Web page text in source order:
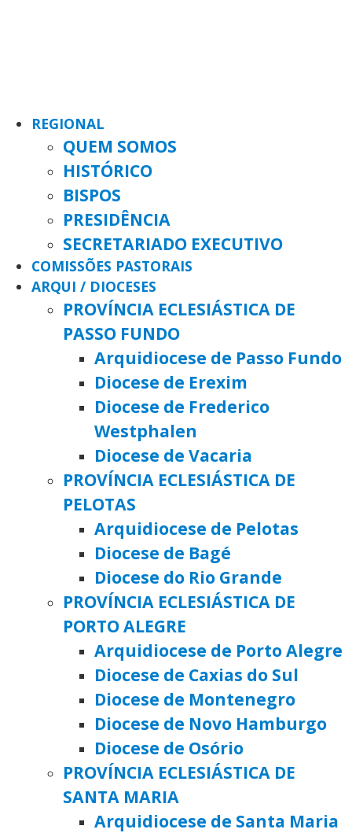
REGIONAL
QUEM SOMOS
HISTÓRICO
BISPOS
PRESIDÊNCIA
SECRETARIADO EXECUTIVO
COMISSÕES PASTORAIS
ARQUI / DIOCESES
PROVÍNCIA ECLESIÁSTICA DE
PASSO FUNDO
Arquidiocese de Passo Fundo
Diocese de Erexim
Diocese de Frederico
Westphalen
Diocese de Vacaria
PROVÍNCIA ECLESIÁSTICA DE
PELOTAS
Arquidiocese de Pelotas
Diocese de Bagé
Diocese do Rio Grande
PROVÍNCIA ECLESIÁSTICA DE
PORTO ALEGRE
Arquidiocese de Porto Alegre
Diocese de Caxias do Sul
Diocese de Montenegro
Diocese de Novo Hamburgo
Diocese de Osório
PROVÍNCIA ECLESIÁSTICA DE
SANTA MARIA
Arquidiocese de Santa Maria